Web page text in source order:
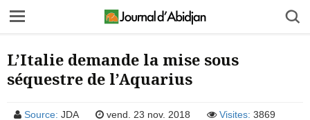
L’Italie demande la mise sous
séquestre de l’Aquarius
Source: JDA vend. 23 nov. 2018 Visites: 3869